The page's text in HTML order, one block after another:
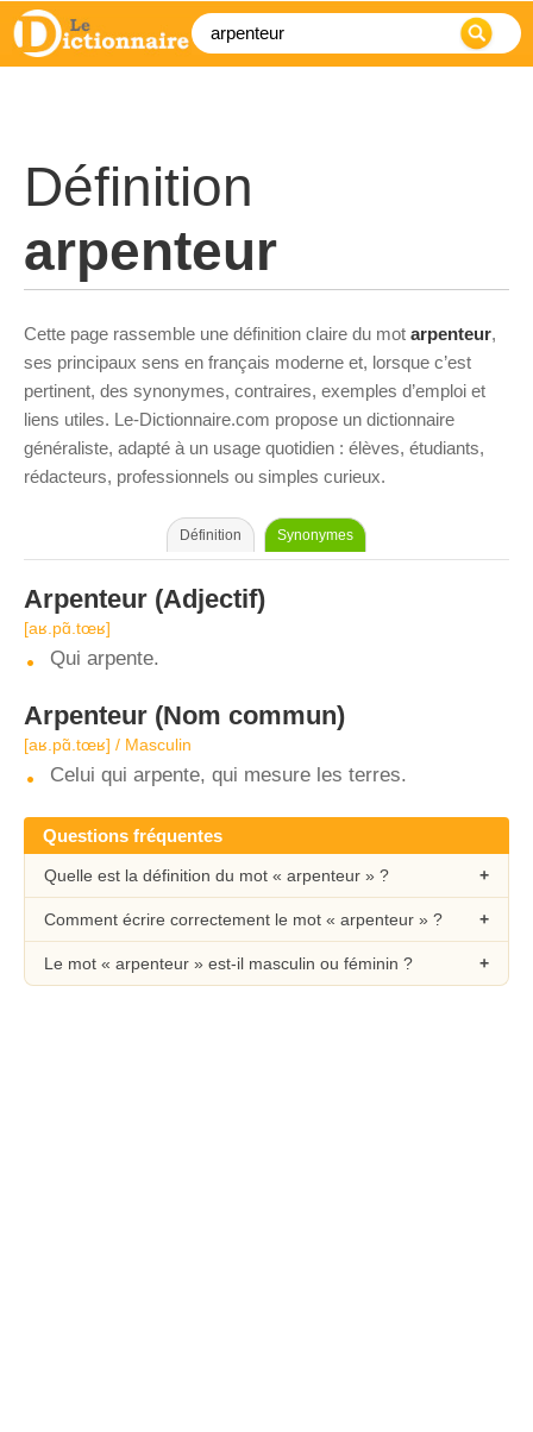
Définition
arpenteur
Cette page rassemble une définition claire du mot arpenteur,
ses principaux sens en français moderne et, lorsque c’est
pertinent, des synonymes, contraires, exemples d’emploi et
liens utiles. Le-Dictionnaire.com propose un dictionnaire
généraliste, adapté à un usage quotidien : élèves, étudiants,
rédacteurs, professionnels ou simples curieux.
Définition Synonymes
Arpenteur (Adjectif)
[aʁ.pɑ̃.tœʁ]
Qui arpente.
Arpenteur (Nom commun)
[aʁ.pɑ̃.tœʁ] / Masculin
Celui qui arpente, qui mesure les terres.
Questions fréquentes
Quelle est la définition du mot « arpenteur » ?
Comment écrire correctement le mot « arpenteur » ?
Le mot « arpenteur » est-il masculin ou féminin ?